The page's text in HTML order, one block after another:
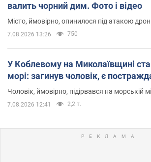
валить чорний дим. Фото і відео
Місто, ймовірно, опинилося під атакою
7.08.2026 13:26 750
У Коблевому на Миколаївщині
морі: загинув чоловік, є
Чоловік, ймовірно, підірвався на морській
7.08.2026 12:41 2,2 т.